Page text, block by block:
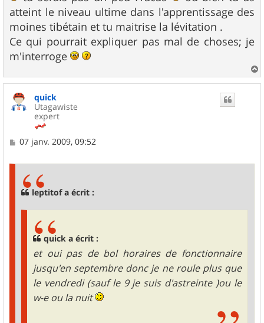
atteint le niveau ultime dans l'apprentissage des
moines tibétain et tu maitrise la lévitation .
Ce qui pourrait expliquer pas mal de choses; je
m'interroge
a
quick
Utagawiste
expert
M
07 janv. 2009, 09:52
leptitof a écrit :
quick a écrit :
et oui pas de bol horaires de fonctionnaire
jusqu'en septembre donc je ne roule plus que
le vendredi (sauf le 9 je suis d'astreinte )ou le
w-e ou la nuit